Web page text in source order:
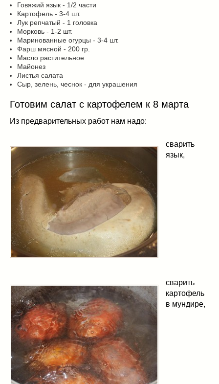
Говяжий язык - 1/2 части
Картофель - 3-4 шт.
Лук репчатый - 1 головка
Морковь - 1-2 шт.
Маринованные огурцы - 3-4 шт.
Фарш мясной - 200 гр.
Масло растительное
Майонез
Листья салата
Сыр, зелень, чеснок - для украшения
Готовим салат с картофелем к 8 марта
Из предварительных работ нам надо:
сварить
язык,
сварить
картофель
в мундире,